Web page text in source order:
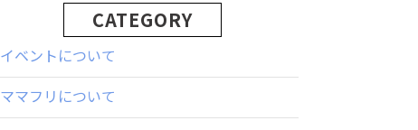
CATEGORY
イベントについて
ママフリについて